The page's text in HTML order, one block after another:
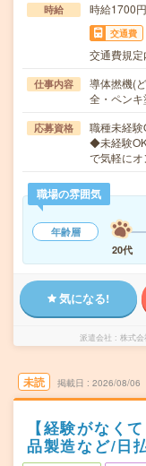
時給 時給1700円
交通費
交通費規
仕事内容
導体撚機(
全・ペン
応募資格
職種未経
◆未経験
で気軽に
職場の雰囲気
年齢層
20代
気になる!
派遣会社 株式
未読 掲載日 2026/08/06
【経験がなく
品製造など/日